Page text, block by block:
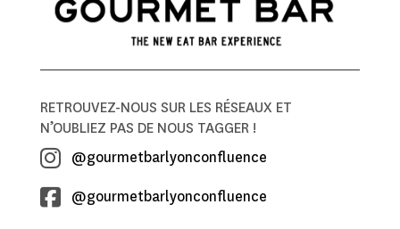
RETROUVEZ-NOUS SUR LES RÉSEAUX ET
N’OUBLIEZ PAS DE NOUS TAGGER !
@gourmetbarlyonconfluence
@gourmetbarlyonconfluence